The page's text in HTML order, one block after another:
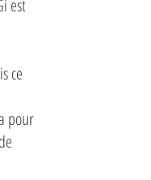
est
ce
pour